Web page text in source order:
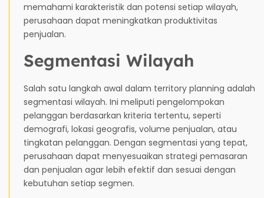
memahami karakteristik dan potensi setiap wilayah,
perusahaan dapat meningkatkan produktivitas
penjualan.
Segmentasi Wilayah
Salah satu langkah awal dalam territory planning adalah
segmentasi wilayah. Ini meliputi pengelompokan
pelanggan berdasarkan kriteria tertentu, seperti
demografi, lokasi geografis, volume penjualan, atau
tingkatan pelanggan. Dengan segmentasi yang tepat,
perusahaan dapat menyesuaikan strategi pemasaran
dan penjualan agar lebih efektif dan sesuai dengan
kebutuhan setiap segmen.